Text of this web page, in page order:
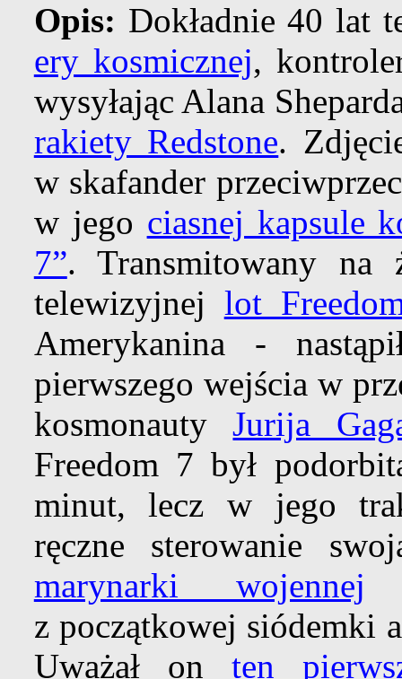
Opis: Dokładnie 40 lat
ery kosmicznej,
wysyłając Alana
rakiety Redstone.
w skafander
w jego ciasnej kapsule
7”. Transmitowany na
telewizyjnej lot
Amerykanina -
pierwszego wejścia w
kosmonautyJurija
Freedom 7 był
minut, lecz w jego
ręczne sterowanie
marynarki wojennej
z początkowej siódemki
Uważał on ten